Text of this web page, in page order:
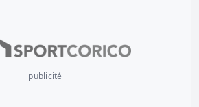
publicité